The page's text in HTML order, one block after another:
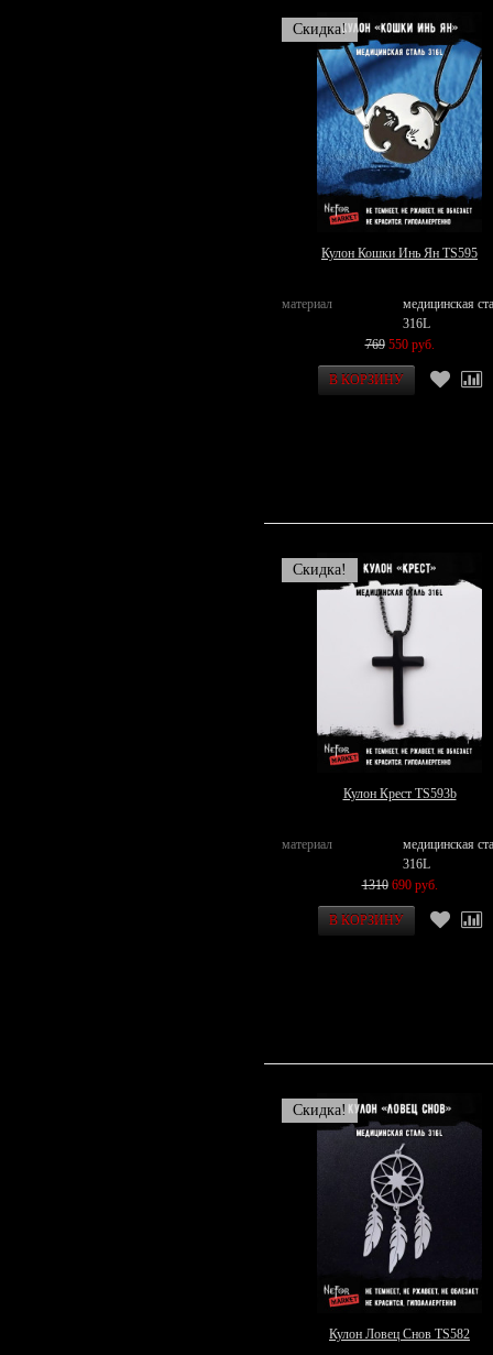
Скидка!
Кулон Кошки Инь Ян TS595
материал
медицинская
316L
769 550 руб.
Скидка!
Кулон Крест TS593b
материал
медицинская
316L
1310 690 руб.
Скидка!
Кулон Ловец Снов TS582